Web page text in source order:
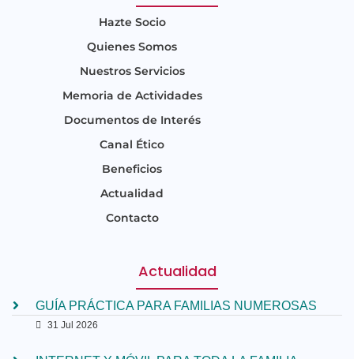
Hazte Socio
Quienes Somos
Nuestros Servicios
Memoria de Actividades
Documentos de Interés
Canal Ético
Beneficios
Actualidad
Contacto
Actualidad
GUÍA PRÁCTICA PARA FAMILIAS NUMEROSAS
31 Jul 2026